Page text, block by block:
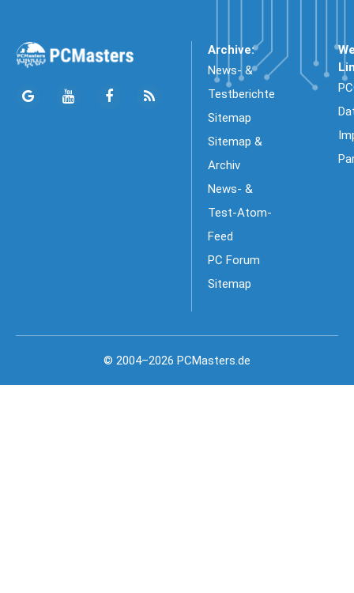
Archive:
News- &
Testberichte
Sitemap
Sitemap &
Archiv
News- &
Test-Atom-
Feed
PC Forum
Sitemap
© 2004–2026 PCMasters.de